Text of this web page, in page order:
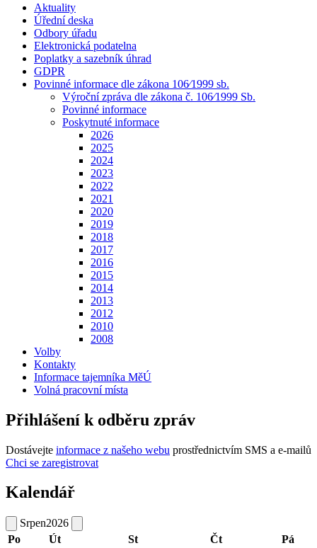
Aktuality
Úřední deska
Odbory úřadu
Elektronická podatelna
Poplatky a sazebník úhrad
GDPR
Povinné informace dle zákona 106⁄1999 sb.
Výroční zpráva dle zákona č. 106⁄1999 Sb.
Povinné informace
Poskytnuté informace
2026
2025
2024
2023
2022
2021
2020
2019
2018
2017
2016
2015
2014
2013
2012
2010
2008
Volby
Kontakty
Informace tajemníka MěÚ
Volná pracovní místa
Přihlášení k odběru zpráv
Dostávejte informace z našeho webu prostřednictvím SMS a e-mailů
Chci se zaregistrovat
Kalendář
Srpen2026
Po
Út St Čt Pá